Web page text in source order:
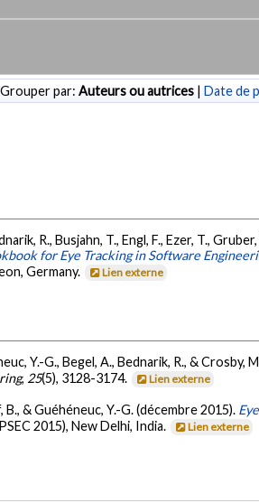
Grouper par: Auteurs ou autrices | Date de
R., Busjahn, T., Engl, F., Ezer, T.,
for Eye Tracking in Software
Germany.
Lien externe
Y.-G., Begel, A., Bednarik, R., & Crosby,
, 25(5), 3128-3174. Lien externe
B., & Guéhéneuc, Y.-G. (décembre 2015).
2015), New Delhi, India.
Lien externe